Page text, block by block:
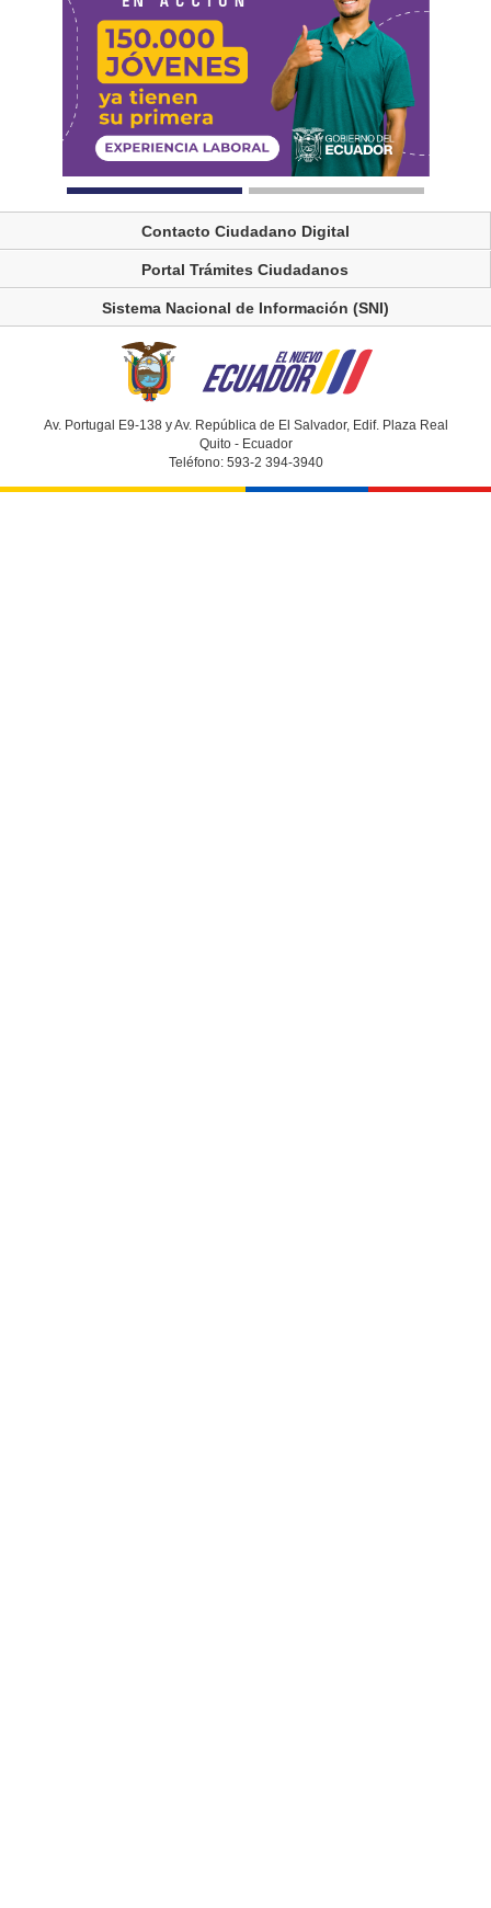
Contacto Ciudadano Digital
Portal Trámites Ciudadanos
Sistema Nacional de Información (SNI)
Av. Portugal E9-138 y Av. República de El Salvador, Edif. Plaza Real
Quito - Ecuador
Teléfono: 593-2 394-3940